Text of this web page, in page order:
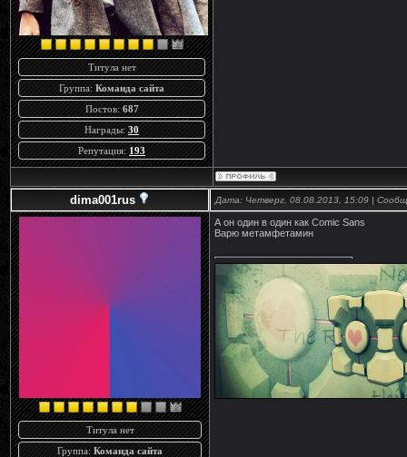
Титула нет
Группа: Команда сайта
Постов: 687
Награды: 30
Репутация: 193
dima001rus Дата: Четверг, 08.08.2013, 15:09 |
Титула нет
Группа: Команда сайта
А он один в один как Comic Sans
Варю метамфетамин